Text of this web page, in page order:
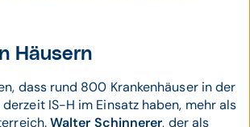
Häusern
dass rund 800 Krankenhäuser in der
IS-H im Einsatz haben, mehr als
Walter Schinnerer, der als